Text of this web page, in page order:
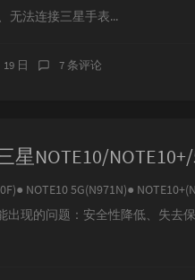
无法连接三星手表...
日 7 条评论
NOTE10 5G(N971N)●
出现的问题：安全性降低、失去